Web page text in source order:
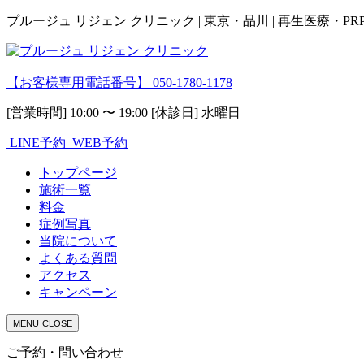
プルージュ リジェン クリニック | 東京・品川 | 再生医療・
【お客様専用電話番号】 050-1780-1178
[営業時間] 10:00 〜 19:00 [休診日] 水曜日
LINE予約 WEB予約
トップページ
施術一覧
料金
症例写真
当院について
よくある質問
アクセス
キャンペーン
MENU CLOSE
ご予約・問い合わせ